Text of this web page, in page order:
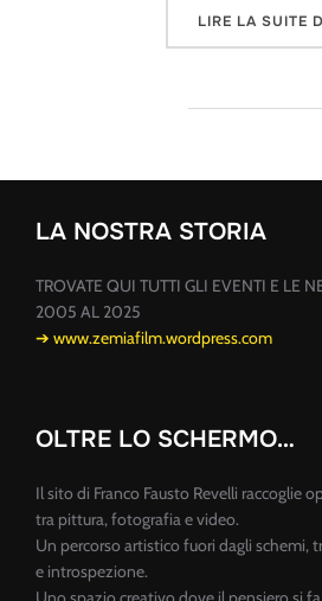
LIRE LA SUITE
LA NOSTRA STORIA
TROVATE QUI TUTTI GLI EVENTI E LE
2005 AL 2025
➔ www.zemiafilm.wordpress.com
OLTRE LO SCHERMO…
Il sito di Franco Fausto Revelli raccoglie
tra pittura, fotografia e video.
Un percorso artistico fuori dagli schemi,
e introspezione.